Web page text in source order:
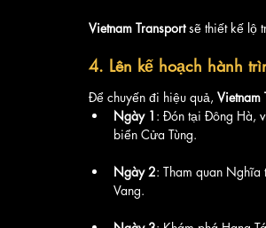
Vietnam Transport sẽ thiết kế lộ
4. Lên kế hoạch hành
Để chuyến đi hiệu quả, Vietnam
Ngày 1 : Đón tại Đông Hà,
biển Cửa Tùng.
Ngày 2: Tham quan
Vang.